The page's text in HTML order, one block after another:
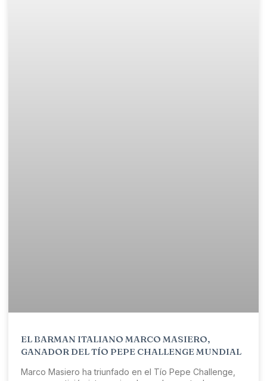
EL BARMAN ITALIANO MARCO MASIERO,
GANADOR DEL TÍO PEPE CHALLENGE MUNDIAL
Marco Masiero ha triunfado en el Tío Pepe Challenge,